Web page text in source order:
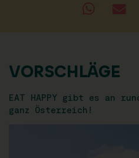
VORSCHLÄGE
EAT HAPPY gibt es an
ganz Österreich!